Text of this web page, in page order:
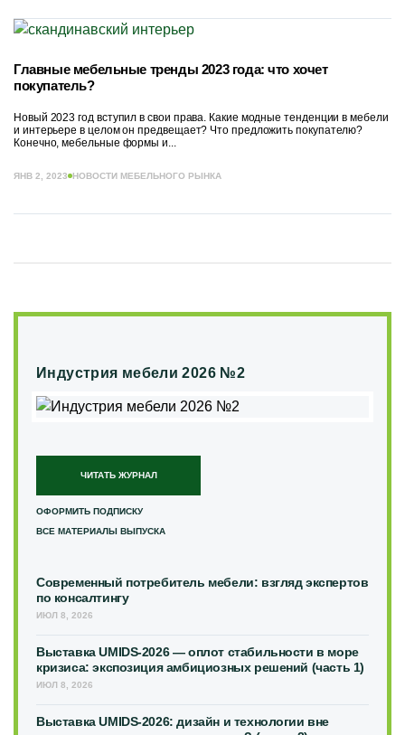
Главные мебельные тренды 2023 года: что хочет
покупатель?
Новый 2023 год вступил в свои права. Какие модные тенденции в мебели
и интерьере в целом он предвещает? Что предложить покупателю?
Конечно, мебельные формы и...
ЯНВ 2, 2023 НОВОСТИ МЕБЕЛЬНОГО РЫНКА
Индустрия мебели 2026 №2
ЧИТАТЬ ЖУРНАЛ
ОФОРМИТЬ ПОДПИСКУ
ВСЕ МАТЕРИАЛЫ ВЫПУСКА
Современный потребитель мебели: взгляд экспертов
по консалтингу
ИЮЛ 8, 2026
Выставка UMIDS-2026 — оплот стабильности в море
кризиса: экспозиция амбициозных решений (часть 1)
ИЮЛ 8, 2026
Выставка UMIDS-2026: дизайн и технологии вне